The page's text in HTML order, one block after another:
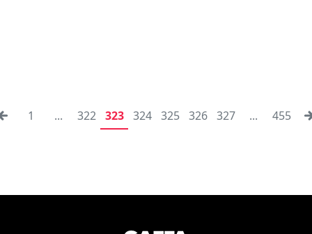
1 ... 322 323 324 325 326 327 ... 455